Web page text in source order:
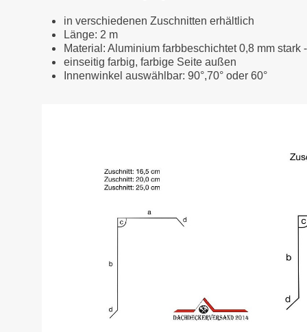
in verschiedenen Zuschnitten erhältlich
Länge: 2 m
Material: Aluminium farbbeschichtet 0,8 mm
einseitig farbig, farbige Seite außen
Innenwinkel auswählbar: 90°,70° oder 60°